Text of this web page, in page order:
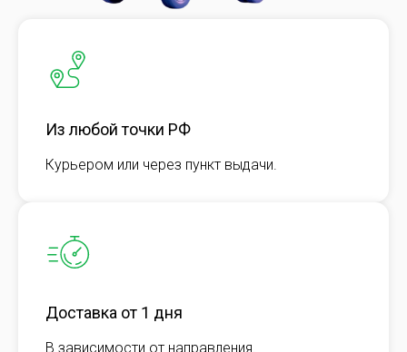
Из любой точки РФ
Курьером или через пункт выдачи.
Доставка от 1 дня
В зависимости от направления.